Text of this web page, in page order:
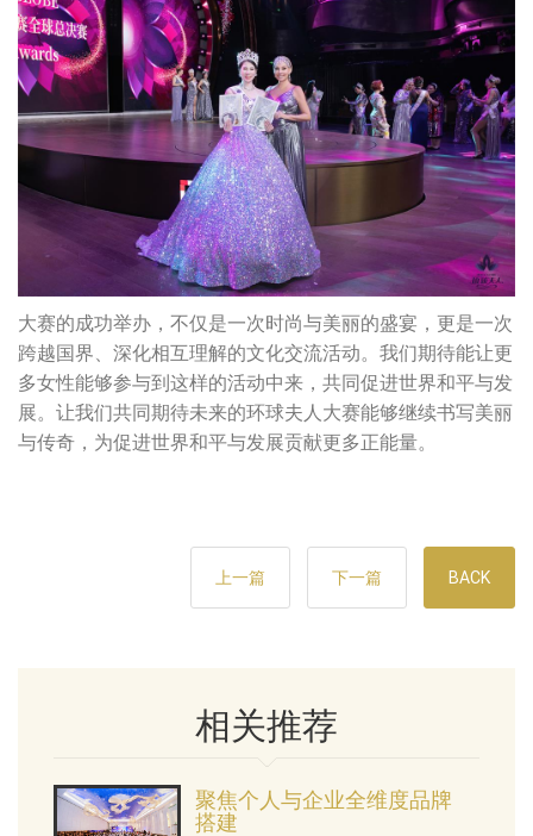
大赛的成功举办，不仅是一次时尚与美丽的盛宴，更是一次
跨越国界、深化相互理解的文化交流活动。我们期待能让更
多女性能够参与到这样的活动中来，共同促进世界和平与发
展。让我们共同期待未来的环球夫人大赛能够继续书写美丽
与传奇，为促进世界和平与发展贡献更多正能量。
上一篇 下一篇 BACK
相关推荐
聚焦个人与企业全维度品牌
搭建